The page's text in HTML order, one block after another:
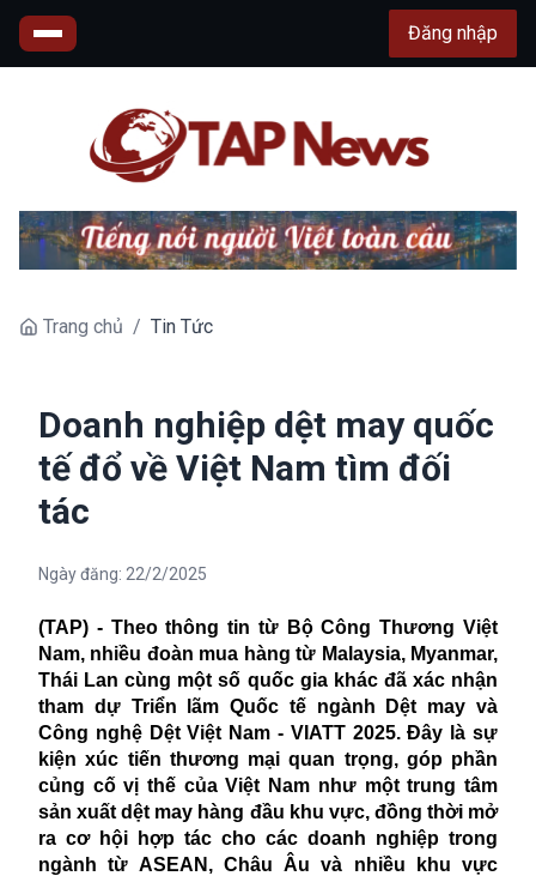
Đăng nhập
Trang chủ / Tin Tức
Doanh nghiệp dệt may quốc
tế đổ về Việt Nam tìm đối
tác
Ngày đăng: 22/2/2025
(TAP) - Theo thông tin từ Bộ Công Thương Việt
Nam, nhiều đoàn mua hàng từ Malaysia, Myanmar,
Thái Lan cùng một số quốc gia khác đã xác nhận
tham dự Triển lãm Quốc tế ngành Dệt may và
Công nghệ Dệt Việt Nam - VIATT 2025. Đây là sự
kiện xúc tiến thương mại quan trọng, góp phần
củng cố vị thế của Việt Nam như một trung tâm
sản xuất dệt may hàng đầu khu vực, đồng thời mở
ra cơ hội hợp tác cho các doanh nghiệp trong
ngành từ ASEAN, Châu Âu và nhiều khu vực